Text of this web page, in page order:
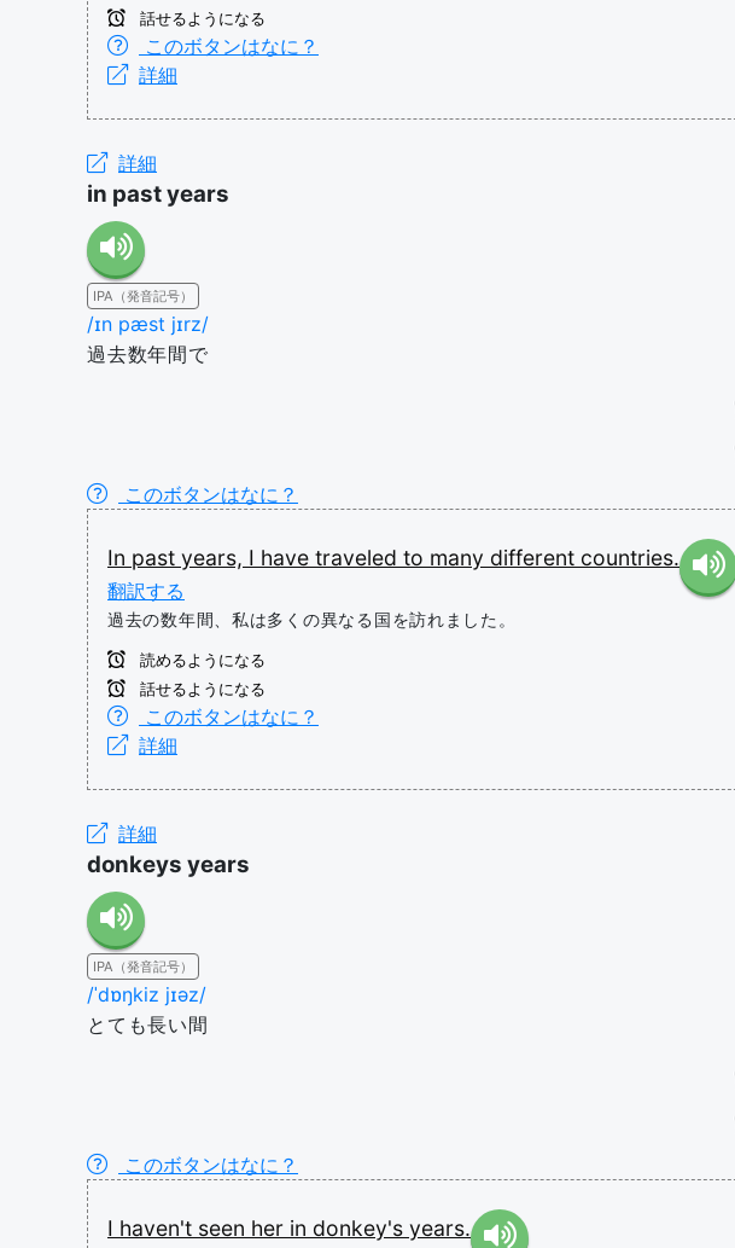
話せるようになる
このボタンはなに？
詳細
詳細
in past years
IPA（発音記号）
/ɪn pæst jɪrz/
過去数年間で
このボタンはなに？
In past years, I have traveled to many different countries.
翻訳する
過去の数年間、私は多くの異なる国を訪れました。
読めるようになる
話せるようになる
このボタンはなに？
詳細
詳細
donkeys years
IPA（発音記号）
/ˈdɒŋkiz jɪəz/
とても長い間
このボタンはなに？
I haven't seen her in donkey's years.